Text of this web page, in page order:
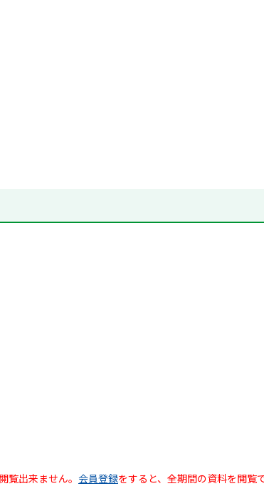
出来ません。 会員登録をすると、全期間の資料を閲覧